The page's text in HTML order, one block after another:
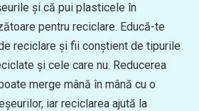
și că pui plasticele în
pentru reciclare. Educă-te
reciclare și fii conștient de tipurile
și cele care nu. Reducerea
merge mână în mână cu o
iar reciclarea ajută la